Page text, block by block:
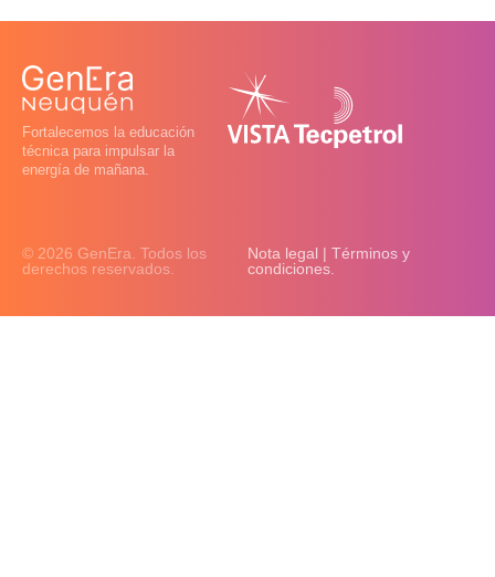
Fortalecemos la educación
técnica para impulsar la
energía de mañana.
© 2026 GenEra. Todos los
derechos reservados.
Nota legal | Términos y
condiciones.